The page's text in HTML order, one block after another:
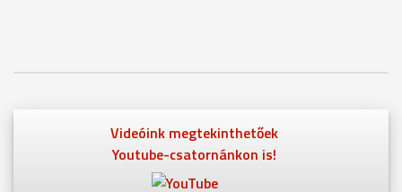
Videóink megtekinthetőek
Youtube-csatornánkon is!